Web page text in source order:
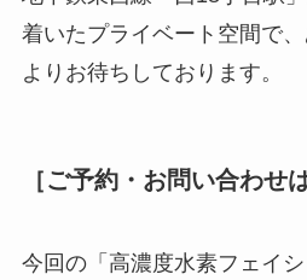
着いたプライベート空間で
よりお待ちしております。
［ご予約・お問い合わせ
今回の「高濃度水素フェイシ